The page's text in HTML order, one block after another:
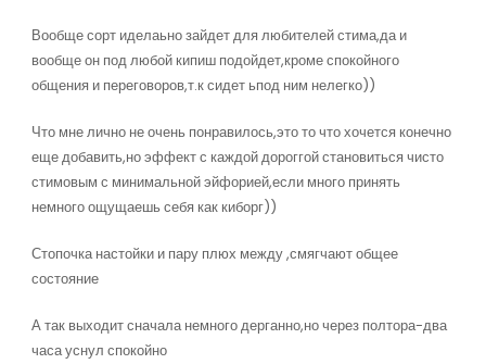
Вообще сорт иделаьно зайдет для любителей стима,да и
вообще он под любой кипиш подойдет,кроме спокойного
общения и переговоров,т.к сидет ьпод ним нелегко))
Что мне лично не очень понравилось,это то что хочется конечно
еще добавить,но эффект с каждой дороггой становиться чисто
стимовым с минимальной эйфорией,если много принять
немного ощущаешь себя как киборг))
Стопочка настойки и пару плюх между ,смягчают общее
состояние
А так выходит сначала немного дерганно,но через полтора-два
часа уснул спокойно